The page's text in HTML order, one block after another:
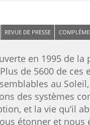
REVUE DE PRESSE
en 1995 de
de 5600 de
au
des systèmes
et la vie qu’il
étonner et nous